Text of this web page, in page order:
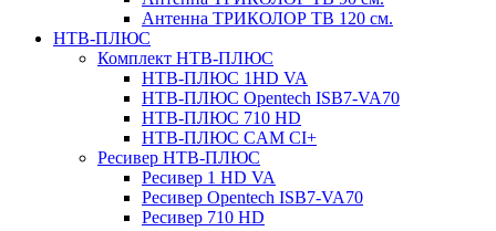
Антенна ТРИКОЛОР ТВ 120 см.
НТВ-ПЛЮС
Комплект НТВ-ПЛЮС
НТВ-ПЛЮС 1HD VA
НТВ-ПЛЮС Opentech ISB7-VA70
НТВ-ПЛЮС 710 HD
НТВ-ПЛЮС CAM CI+
Ресивер НТВ-ПЛЮС
Ресивер 1 HD VA
Ресивер Opentech ISB7-VA70
Ресивер 710 HD